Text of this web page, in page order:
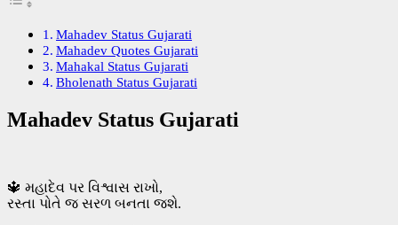
Mahadev Status Gujarati
Mahadev Quotes Gujarati
Mahakal Status Gujarati
Bholenath Status Gujarati
Mahadev Status Gujarati
🔱 મહાદેવ પર વિશ્વાસ રાખો,
રસ્તા પોતે જ સરળ બનતા જશે.